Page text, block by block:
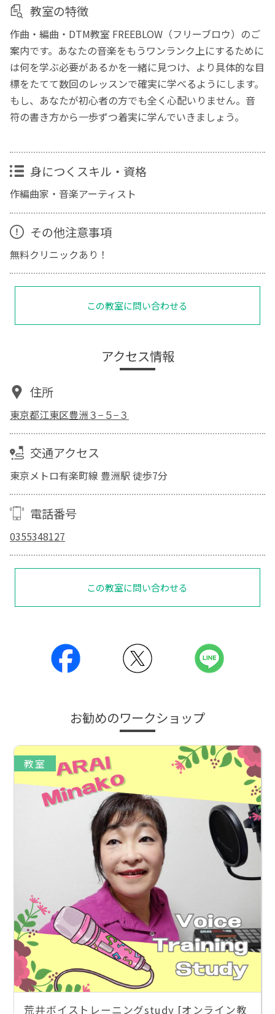
教室の特徴
作曲・編曲・DTM教室 FREEBLOW（フリーブロウ）のご
案内です。あなたの音楽をもうワンランク上にするために
は何を学ぶ必要があるかを一緒に見つけ、より具体的な目
標をたてて数回のレッスンで確実に学べるようにします。
もし、あなたが初心者の方でも全く心配いりません。音
符の書き方から一歩ずつ着実に学んでいきましょう。
身につくスキル・資格
作編曲家・音楽アーティスト
その他注意事項
無料クリニックあり！
この教室に問い合わせる
アクセス情報
住所
東京都江東区豊洲３−５−３
交通アクセス
東京メトロ有楽町線 豊洲駅 徒歩7分
電話番号
0355348127
この教室に問い合わせる
お勧めのワークショップ
教室
荒井ボイストレーニングstudy [オンライン教